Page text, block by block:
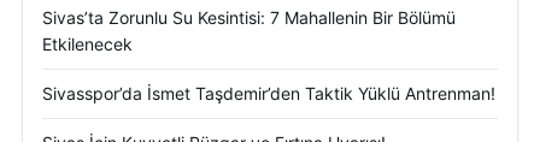
Sivas’ta Zorunlu Su Kesintisi: 7 Mahallenin Bir Bölümü
Etkilenecek
Sivasspor’da İsmet Taşdemir’den Taktik Yüklü Antrenman!